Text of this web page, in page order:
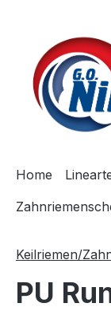
Home
Keilriemen/
PU